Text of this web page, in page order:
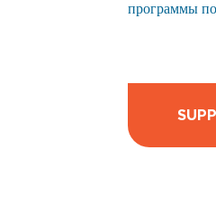
программы